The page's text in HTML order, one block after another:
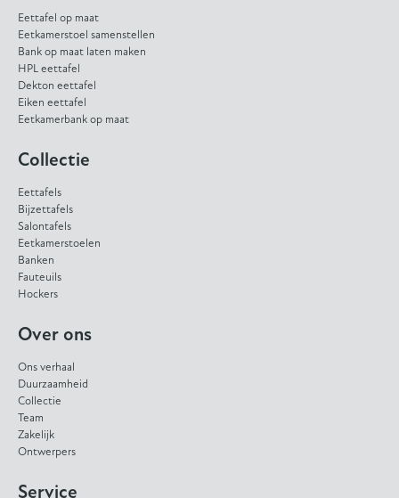
Eettafel op maat
Eetkamerstoel samenstellen
Bank op maat laten maken
HPL eettafel
Dekton eettafel
Eiken eettafel
Eetkamerbank op maat
Collectie
Eettafels
Bijzettafels
Salontafels
Eetkamerstoelen
Banken
Fauteuils
Hockers
Over ons
Ons verhaal
Duurzaamheid
Collectie
Team
Zakelijk
Ontwerpers
Service